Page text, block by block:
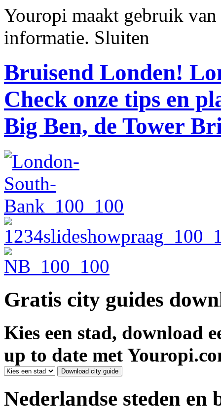
Youropi maakt gebruik
informatie. Sluiten
Bruisend Londen!
Check onze tips en
Big Ben, de Tower
Gratis city guides
Kies een stad, download
up to date met
Nederlandse steden en